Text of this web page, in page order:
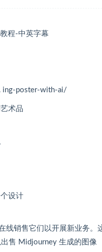
程-中英字幕
ing-poster-with-ai/
术品
设计
线销售它们以开展新业务
售 Midjourney 生成的图像